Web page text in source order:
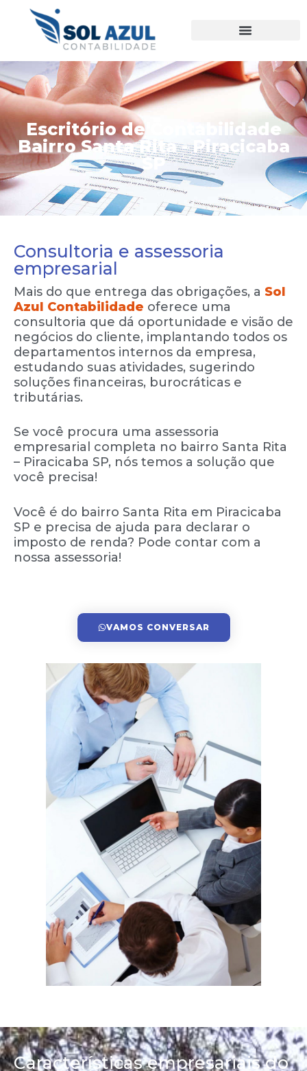
Escritório de Contabilidade
Bairro Santa Rita - Piracicaba
SP
Consultoria e assessoria
empresarial
Mais do que entrega das obrigações, a Sol
Azul Contabilidade oferece uma
consultoria que dá oportunidade e visão de
negócios do cliente, implantando todos os
departamentos internos da empresa,
estudando suas atividades, sugerindo
soluções financeiras, burocráticas e
tributárias.
Se você procura uma assessoria
empresarial completa no bairro Santa Rita
– Piracicaba SP, nós temos a solução que
você precisa!
Você é do bairro Santa Rita em Piracicaba
SP e precisa de ajuda para declarar o
imposto de renda? Pode contar com a
nossa assessoria!
VAMOS CONVERSAR
Características empresariais do